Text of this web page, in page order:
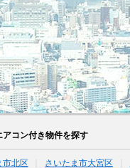
コン付き物件を探す
市北区 さいたま市大宮区